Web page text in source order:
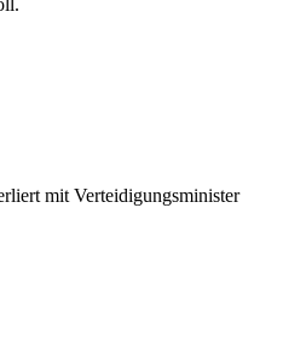
mit Verteidigungsminister